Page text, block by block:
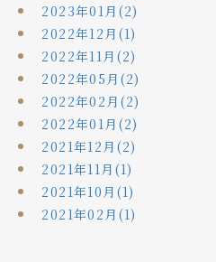
2023年01月(2)
2022年12月(1)
2022年11月(2)
2022年05月(2)
2022年02月(2)
2022年01月(2)
2021年12月(2)
2021年11月(1)
2021年10月(1)
2021年02月(1)